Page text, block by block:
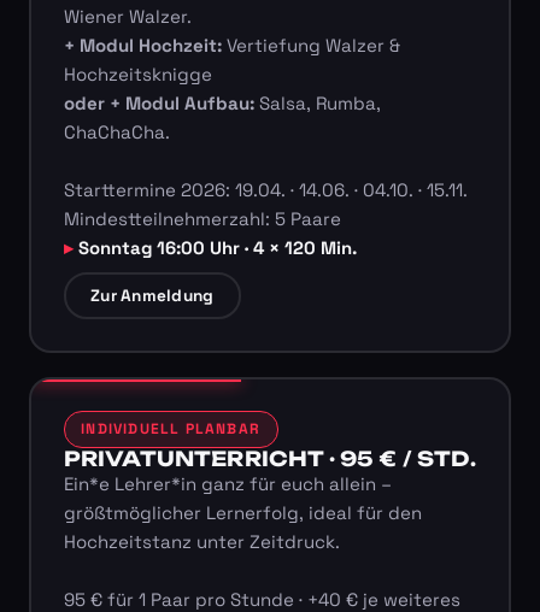
Wiener Walzer.
+ Modul Hochzeit:Vertiefung Walzer &
Hochzeitsknigge
oder + Modul Aufbau:Salsa, Rumba,
ChaChaCha.
Starttermine 2026: 19.04. · 14.06. · 04.10. · 15.11.
Mindestteilnehmerzahl: 5 Paare
Sonntag 16:00 Uhr · 4 × 120 Min.
Zur Anmeldung
INDIVIDUELL PLANBAR
PRIVATUNTERRICHT · 95 € / STD.
Ein*e Lehrer*in ganz für euch allein –
größtmöglicher Lernerfolg, ideal für den
Hochzeitstanz unter Zeitdruck.
95 € für 1 Paar pro Stunde · +40 € je weiteres